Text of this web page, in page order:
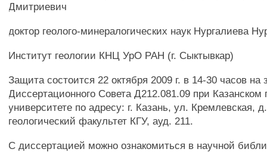
Дмитриевич
доктор геолого-минералогических наук Нургалиева
Институт геологии КНЦ УрО РАН (г. Сыктывкар)
Защита состоится 22 октября 2009 г. в 14-30 часов на
Диссертационного Совета Д212.081.09 при Казанском
университете по адресу: г. Казань, ул. Кремлевская,
геологический факультет КГУ, ауд. 211.
С диссертацией можно ознакомиться в научной